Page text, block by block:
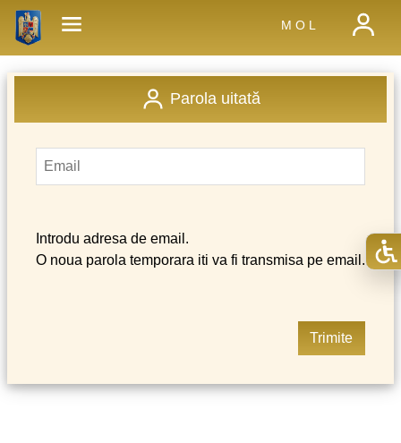
M O L
Parola uitată
Introdu adresa de email.
O noua parola temporara iti va fi transmisa pe email.